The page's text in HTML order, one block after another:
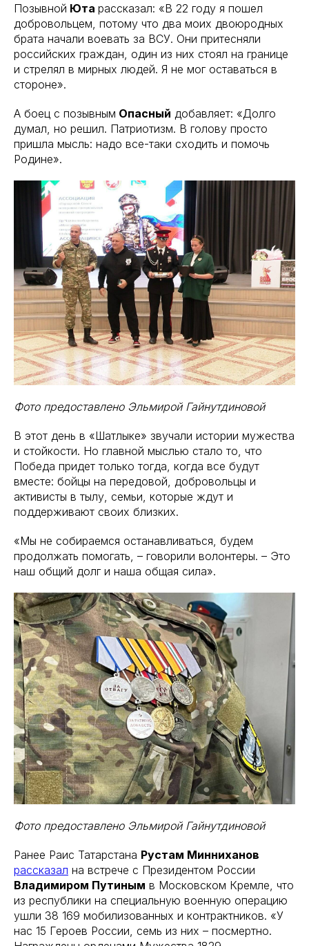
Позывной Юта рассказал: «В 22 году я пошел
добровольцем, потому что два моих двоюродных
брата начали воевать за ВСУ. Они притесняли
российских граждан, один из них стоял на границе
и стрелял в мирных людей. Я не мог оставаться в
стороне».
А боец с позывным Опасный добавляет: «Долго
думал, но решил. Патриотизм. В голову просто
пришла мысль: надо все-таки сходить и помочь
Родине».
Фото предоставлено Эльмирой Гайнутдиновой
В этот день в «Шатлыке» звучали истории мужества
и стойкости. Но главной мыслью стало то, что
Победа придет только тогда, когда все будут
вместе: бойцы на передовой, добровольцы и
активисты в тылу, семьи, которые ждут и
поддерживают своих близких.
«Мы не собираемся останавливаться, будем
продолжать помогать, – говорили волонтеры. – Это
наш общий долг и наша общая сила».
Фото предоставлено Эльмирой Гайнутдиновой
Ранее Раис Татарстана Рустам Минниханов
рассказал на встрече с Президентом России
Владимиром Путиным в Московском Кремле, что
из республики на специальную военную операцию
ушли 38 169 мобилизованных и контрактников. «У
нас 15 Героев России, семь из них – посмертно.